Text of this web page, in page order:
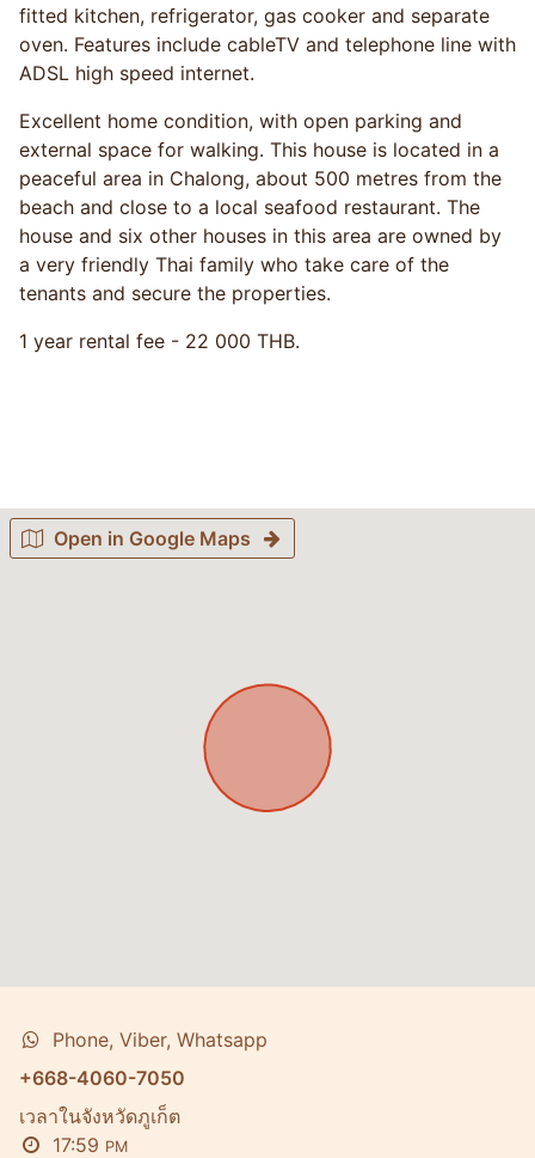
fitted kitchen, refrigerator, gas cooker and separate
oven. Features include cableTV and telephone line with
ADSL high speed internet.
Excellent home condition, with open parking and
external space for walking. This house is located in a
peaceful area in Chalong, about 500 metres from the
beach and close to a local seafood restaurant. The
house and six other houses in this area are owned by
a very friendly Thai family who take care of the
tenants and secure the properties.
1 year rental fee - 22 000 THB.
Open in Google Maps
Phone, Viber, Whatsapp
+668-4060-7050
เวลาในจังหวัดภูเก็ต
17:59 PM